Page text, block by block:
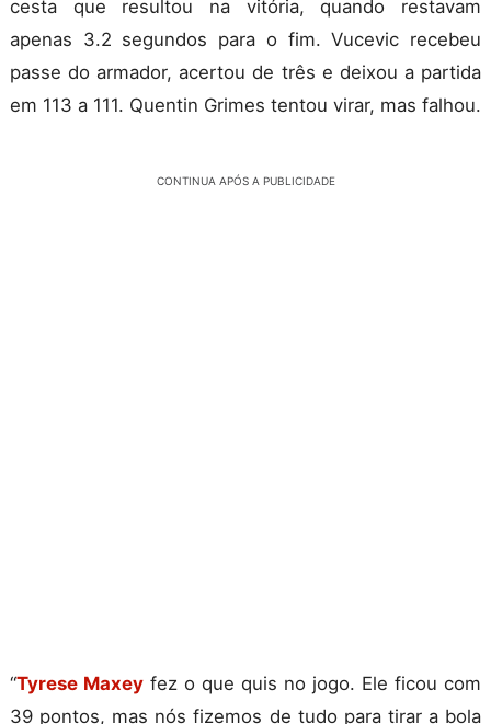
cesta que resultou na vitória, quando restavam
apenas 3.2 segundos para o fim. Vucevic recebeu
passe do armador, acertou de três e deixou a partida
em 113 a 111. Quentin Grimes tentou virar, mas falhou.
CONTINUA APÓS A PUBLICIDADE
“Tyrese Maxey fez o que quis no jogo. Ele ficou com
39 pontos, mas nós fizemos de tudo para tirar a bola